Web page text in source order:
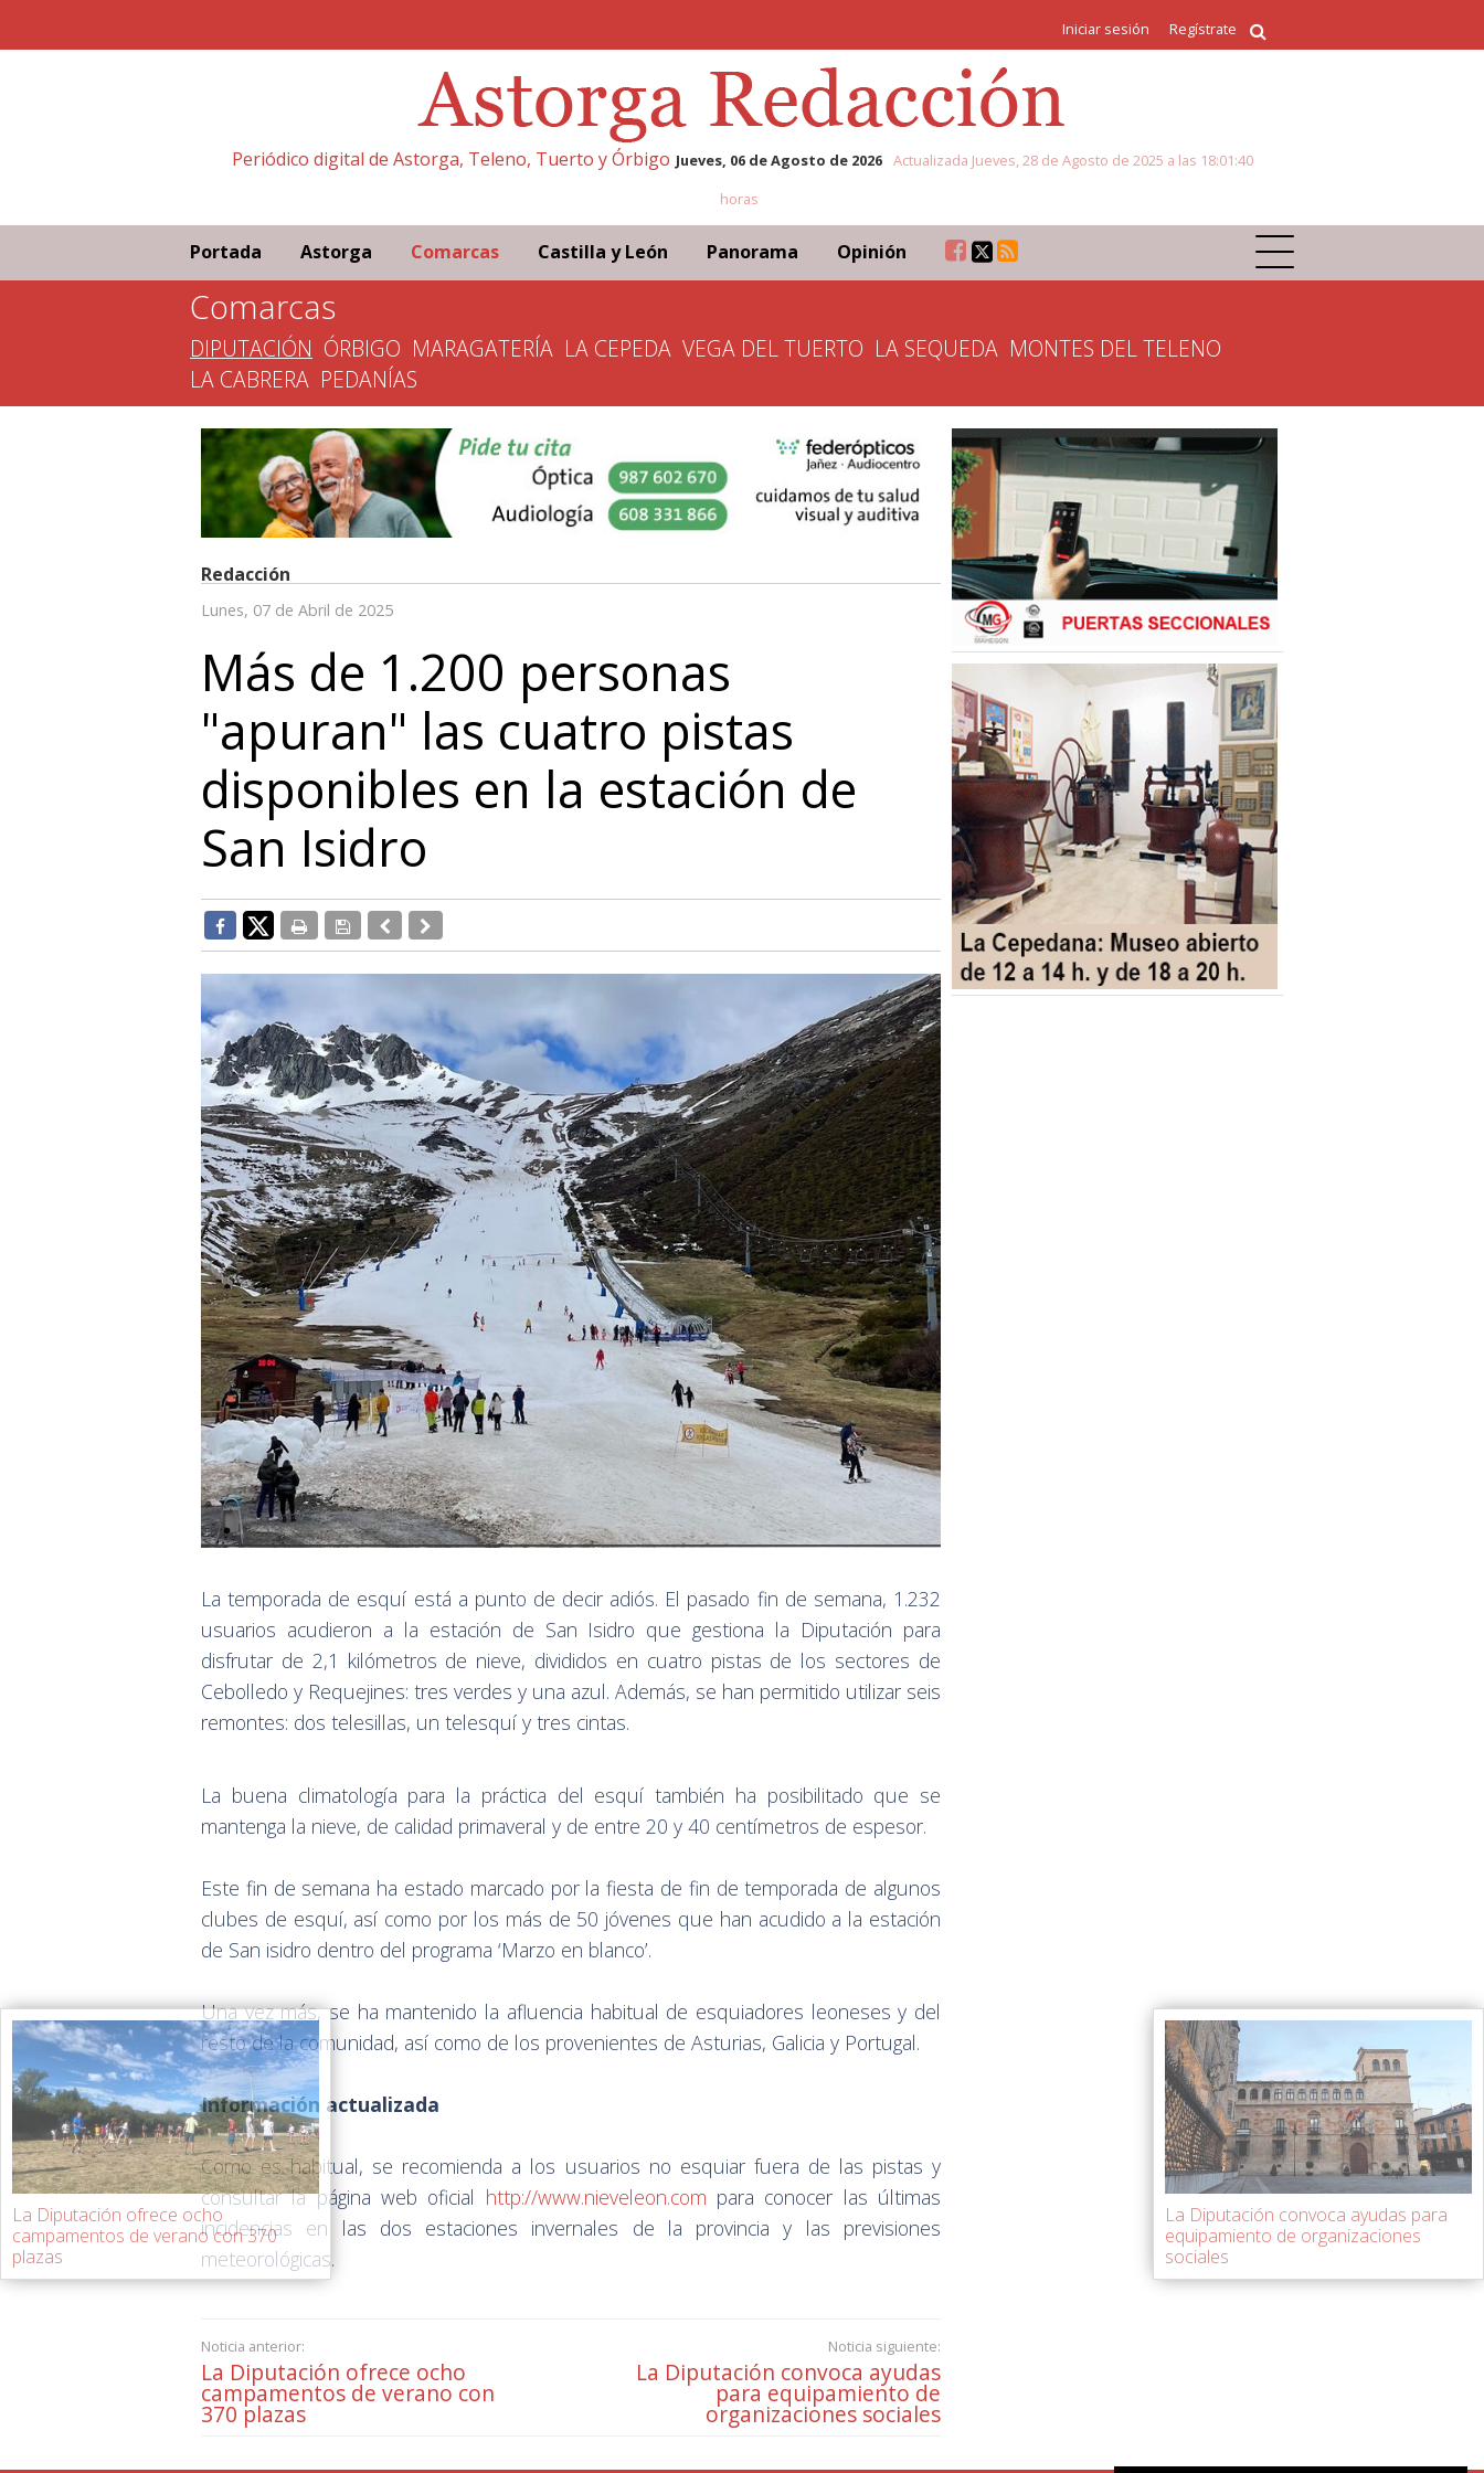
Iniciar sesión Regístrate
Periódico digital de Astorga, Teleno, Tuerto y Órbigo Jueves, 06 de Agosto de 2026 Actualizada Jueves, 28 de Agosto de 2025 a las 18:01:40
horas
Portada Astorga Comarcas Castilla y León Panorama Opinión
Comarcas
DIPUTACIÓN ÓRBIGO MARAGATERÍA LA CEPEDA VEGA DEL TUERTO LA SEQUEDA MONTES DEL TELENO
LA CABRERA PEDANÍAS
Redacción
Lunes, 07 de Abril de 2025
Más de 1.200 personas
"apuran" las cuatro pistas
disponibles en la estación de
San Isidro
La temporada de esquí está a punto de decir adiós. El pasado fin de semana, 1.232
usuarios acudieron a la estación de San Isidro que gestiona la Diputación para
disfrutar de 2,1 kilómetros de nieve, divididos en cuatro pistas de los sectores de
Cebolledo y Requejines: tres verdes y una azul. Además, se han permitido utilizar seis
remontes: dos telesillas, un telesquí y tres cintas.
La buena climatología para la práctica del esquí también ha posibilitado que se
mantenga la nieve, de calidad primaveral y de entre 20 y 40 centímetros de espesor.
Este fin de semana ha estado marcado por la fiesta de fin de temporada de algunos
clubes de esquí, así como por los más de 50 jóvenes que han acudido a la estación
de San isidro dentro del programa ‘Marzo en blanco’.
Una vez más, se ha mantenido la afluencia habitual de esquiadores leoneses y del
resto de la comunidad, así como de los provenientes de Asturias, Galicia y Portugal.
Información actualizada
Como es habitual, se recomienda a los usuarios no esquiar fuera de las pistas y
consultar la página web oficial http://www.nieveleon.com para conocer las últimas
incidencias en las dos estaciones invernales de la provincia y las previsiones
meteorológicas.
Noticia anterior:
La Diputación ofrece ocho
campamentos de verano con
370 plazas
Noticia siguiente:
La Diputación convoca ayudas
para equipamiento de
organizaciones sociales
La Diputación ofrece ocho
campamentos de verano con 370
plazas
La Diputación convoca ayudas para
equipamiento de organizaciones
sociales